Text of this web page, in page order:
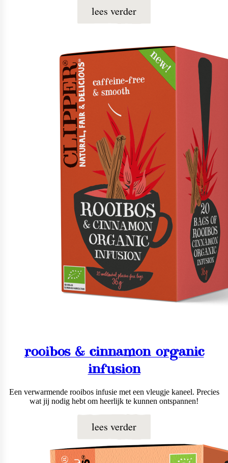
lees verder
rooibos & cinnamon organic
infusion
Een verwarmende rooibos infusie met een vleugje kaneel. Precies
wat jij nodig hebt om heerlijk te kunnen ontspannen!
lees verder